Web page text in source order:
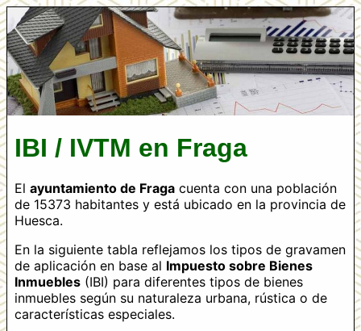
IBI / IVTM en Fraga
El ayuntamiento de Fragacuenta con una población
de 15373 habitantes y está ubicado en la provincia de
Huesca.
En la siguiente tabla reflejamos los tipos de gravamen
de aplicación en base al Impuesto sobre Bienes
Inmuebles(IBI) para diferentes tipos de bienes
inmuebles según su naturaleza urbana, rústica o de
características especiales.